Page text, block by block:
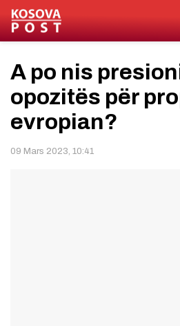
A po nis
opozitës për
evropian?
09 Mars 2023, 10:41